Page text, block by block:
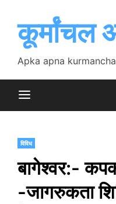
contentकूर्मांचल
Apka apna
विविध
बागेश्वर:-
-जागरुकता